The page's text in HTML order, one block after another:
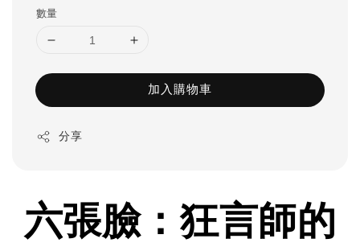
數量
加入購物車
分享
六張臉：狂言師的